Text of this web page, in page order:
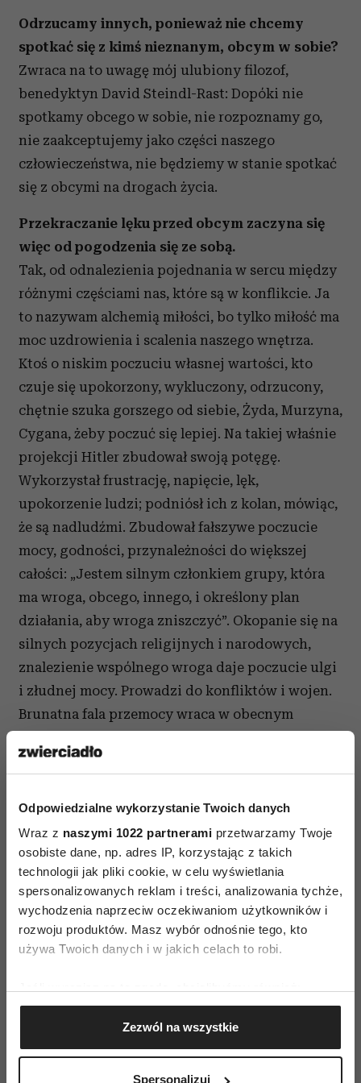
Odpowiedzialne wykorzystanie Twoich danych
Wraz z naszymi 1022 partnerami przetwarzamy Twoje
osobiste dane, np. adres IP, korzystając z takich
technologii jak pliki cookie, w celu wyświetlania
spersonalizowanych reklam i treści, analizowania tychże,
wychodzenia naprzeciw oczekiwaniom użytkowników i
rozwoju produktów. Masz wybór odnośnie tego, kto
używa Twoich danych i w jakich celach to robi.
Gromadzić dane dotyczące Twojej lokalizacji
geograficznej z dokładnością nawet do kilku metrów
Identyfikować Twoje urządzenie, aktywnie
Zezwól na wszystkie
Spersonalizuj
Odrzucamy innych, ponieważ nie chcemy
spotkać się z kimś nieznanym, obcym w sobie?
Zwraca na to uwagę mój ulubiony filozof,
benedyktyn David Steindl-Rast: Dopóki nie
spotkamy obcego w sobie, nie rozpoznamy go,
nie zaakceptujemy jako części naszego
człowieczeństwa, nie będziemy w stanie spotkać
się z obcymi na drogach życia.
Przekraczanie lęku przed obcym zaczyna się
więc od pogodzenia się ze sobą.
Tak, od odnalezienia pojednania w sercu między
różnymi częściami nas, które są w konflikcie. Ja
to nazywam alchemią miłości, bo tylko miłość ma
moc uzdrowienia i scalenia naszego wnętrza.
Ktoś o niskim poczuciu własnej wartości, kto
czuje się upokorzony, wykluczony, odrzucony,
chętnie szuka gorszego od siebie, Żyda, Murzyna,
Cygana, żeby poczuć się lepiej. Na takiej właśnie
projekcji Hitler zbudował swoją potęgę.
Wykorzystał frustrację, napięcie, lęk,
upokorzenie ludzi; podniósł ich z kolan, mówiąc,
że są nadludźmi. Zbudował fałszywe poczucie
mocy, godności, przynależności do większej
całości: „Jestem silnym członkiem grupy, która
ma wroga, obcego, innego, i określony plan
działania, aby wroga zniszczyć”. Okopanie się na
silnych pozycjach religijnych i narodowych,
znalezienie wspólnego wroga daje poczucie ulgi
i złudnej mocy. Prowadzi do konfliktów i wojen.
Brunatna fala przemocy wraca w obecnym
napływa druga fala, którą nazywam błękitną falą
tradycjom duchowym, takich jak szacunek dla
inności, współodczuwanie i miłość.
Najbardziej przerażające wydają się konflikty
na tle religijnym. Pragniemy, aby Bóg był
ponad podziałami, a to się nie udaje.
Religia, która jest pozbawiona ducha, kostnieje
i staje się fundamentalizmem. W imię religii
religia – to trzymanie się kanonu, dogmatów,
kodu porozumiewania się. Ktoś, kto wyznaje inną
religię, niejako podważa, kwestionuje naszą
wiarę: „Jakim prawem wierzy w nie wiadomo